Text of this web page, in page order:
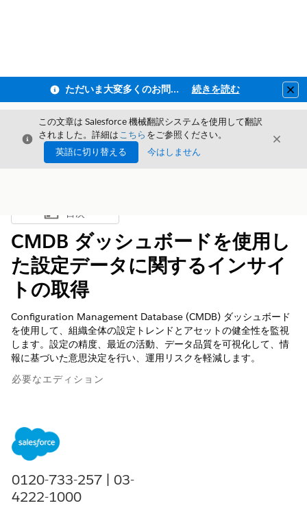
ただいま大変多くのお問い合わせをいただいており、ご連絡までにお時間を頂戴しております 続きを読む
閉じる
この文章は Salesforce 機械翻訳システムを使用して翻訳
されました。詳細はこちら をご参照ください。
英語に切り替える
今はしません
閉じる
目次を表示
目次
CMDB ダッシュボードを使用し
た設定データに関するインサイ
トの取得
Configuration Management Database (CMDB) ダッシュボード
を使用して、組織全体の設定トレンドとアセットの健全性を監視
します。設定の精度、最近の活動、データ品質を可視化して、情
報に基づいた意思決定を行い、運用リスクを軽減します。
必要なエディション
使用可能なエディション: CMDB およびサービスグラフが有効
になっている Agentforce IT Service が付属する
Edition、
CMDB ダッシュボードは、CMDB and Service Graph アプリケー
ションの ホームページから表示できます。CMDB データを分析す
0120-733-257 | 03-
4222-1000